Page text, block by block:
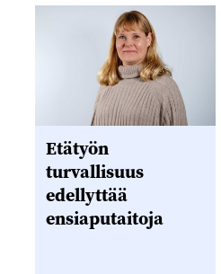
Etätyön
turvallisuus
edellyttää
ensiaputaitoja